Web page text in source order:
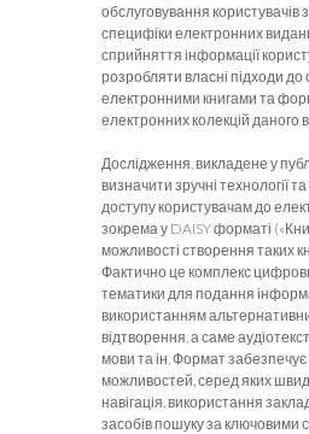
обслуговування користувачів
специфіки електронних
сприйняття інформації
розробляти власні підходи до
електронними книгами та
електронних колекцій даного
Дослідження, викладене у
визначити зручні технології
доступу користувачам до
зокрема у DAISY форматі
можливості створення таких
Фактично це комплекс
тематики для подання
використанням
відтворення, а саме
мови та ін. Формат
можливостей, серед яких
навігація, використання
засобів пошуку за ключовими